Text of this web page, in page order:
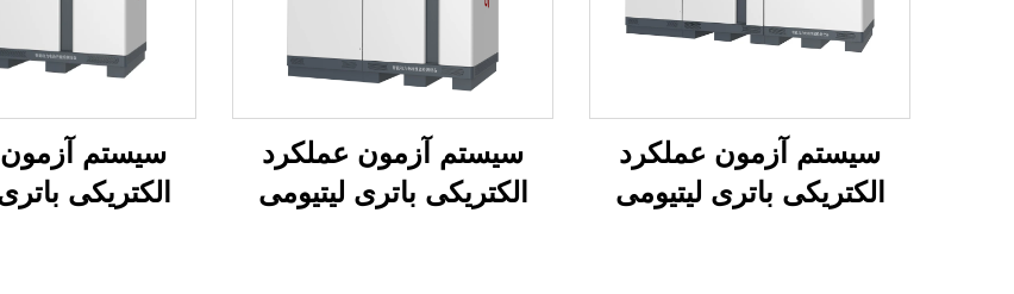
سیستم آزمون عملکرد
الکتریکی باتری لیتیومی
سیستم آزمون عملکرد
الکتریکی باتری لیتیومی
سیستم
الکتریکی